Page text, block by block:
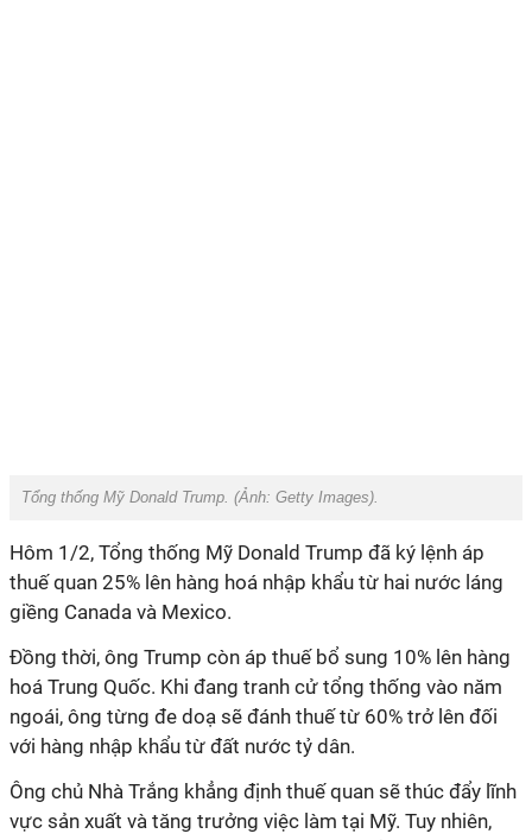
Tổng thống Mỹ Donald Trump. (Ảnh: Getty Images).
Hôm 1/2, Tổng thống Mỹ Donald Trump đã ký lệnh áp
thuế quan 25% lên hàng hoá nhập khẩu từ hai nước láng
giềng Canada và Mexico.
Đồng thời, ông Trump còn áp thuế bổ sung 10% lên hàng
hoá Trung Quốc. Khi đang tranh cử tổng thống vào năm
ngoái, ông từng đe doạ sẽ đánh thuế từ 60% trở lên đối
với hàng nhập khẩu từ đất nước tỷ dân.
Ông chủ Nhà Trắng khẳng định thuế quan sẽ thúc đẩy lĩnh
vực sản xuất và tăng trưởng việc làm tại Mỹ. Tuy nhiên,